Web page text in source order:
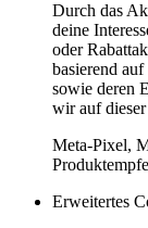
Durch das
deine
oder
basierend
sowie deren
wir auf
Meta-Pixel,
Erweitertes